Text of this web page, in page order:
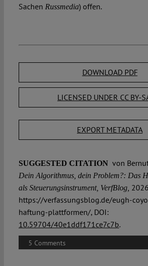
Sachen Russmedia) offen.
DOWNLOAD PDF
LICENSED UNDER CC BY-
EXPORT METADATA
SUGGESTED CITATION von
Dein Algorithmus, dein Problem?: Das
als Steuerungsinstrument, VerfBlog,
https://verfassungsblog.de/eugh-
haftung-plattformen/, DOI:
10.59704/40e1ddf171ce7c7b.
5 Comments